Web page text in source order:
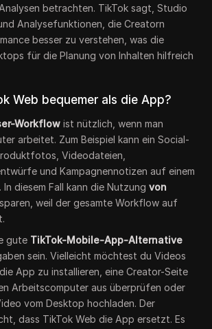
betrachten. TikTok sagt, Studio
Analysefunktionen, die Creatorn
besser zu verstehen, was die
für die Planung von Inhalten hilfreich
Web bequemer als die App?
Workflow ist nützlich, wenn man
arbeitet. Zum Beispiel kann ein Social-
Videodateien,
und Kampagnennotizen auf einem
In diesem Fall kann die Nutzungvon
weil der gesamte Workflow auf
gute TikTok-Mobile-App-Alternative
sein. Vielleicht möchtest du Videos
App zu installieren, eine Creator-Seite
Arbeitscomputer aus überprüfen oder
vom Desktop hochladen. Der
dass TikTok Web die App ersetzt. Es